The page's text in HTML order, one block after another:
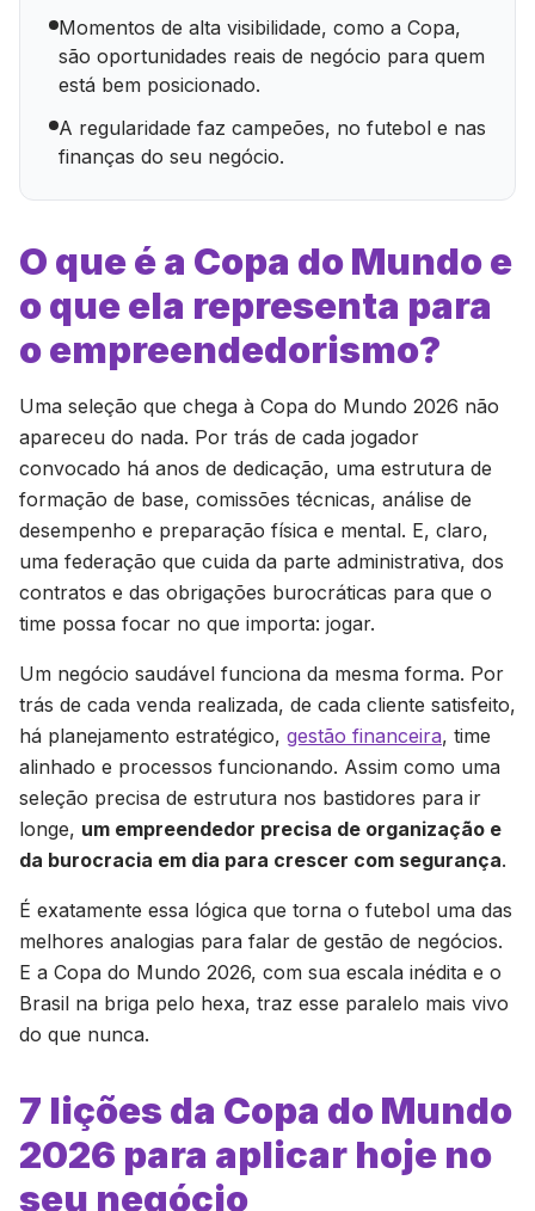
Momentos de alta visibilidade, como a Copa,
são oportunidades reais de negócio para quem
está bem posicionado.
A regularidade faz campeões, no futebol e nas
finanças do seu negócio.
O que é a Copa do Mundo e
o que ela representa para
o empreendedorismo?
Uma seleção que chega à Copa do Mundo 2026 não
apareceu do nada. Por trás de cada jogador
convocado há anos de dedicação, uma estrutura de
formação de base, comissões técnicas, análise de
desempenho e preparação física e mental. E, claro,
uma federação que cuida da parte administrativa, dos
contratos e das obrigações burocráticas para que o
time possa focar no que importa: jogar.
Um negócio saudável funciona da mesma forma. Por
trás de cada venda realizada, de cada cliente satisfeito,
há planejamento estratégico, gestão financeira, time
alinhado e processos funcionando. Assim como uma
seleção precisa de estrutura nos bastidores para ir
longe, um empreendedor precisa de organização e
da burocracia em dia para crescer com segurança.
É exatamente essa lógica que torna o futebol uma das
melhores analogias para falar de gestão de negócios.
E a Copa do Mundo 2026, com sua escala inédita e o
Brasil na briga pelo hexa, traz esse paralelo mais vivo
do que nunca.
7 lições da Copa do Mundo
2026 para aplicar hoje no
seu negócio